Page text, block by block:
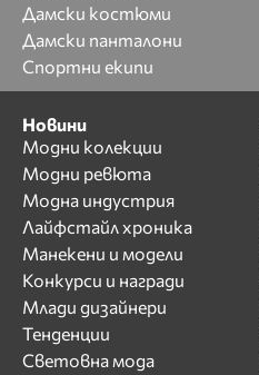
Дамски костюми
Дамски панталони
Спортни екипи
Новини
Модни колекции
Модни ревюта
Модна индустрия
Лайфстайл хроника
Манекени и модели
Конкурси и награди
Млади дизайнери
Тенденции
Световна мода